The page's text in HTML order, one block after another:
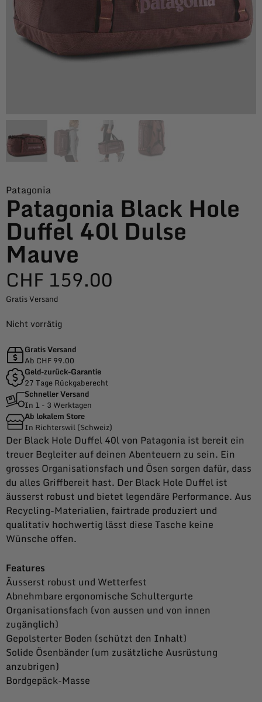
Patagonia
Patagonia Black Hole
Duffel 40l Dulse
Mauve
CHF 159.00
Gratis Versand
Nicht vorrätig
Gratis Versand
Ab CHF 99.00
Geld-zurück-Garantie
27 Tage Rückgaberecht
Schneller Versand
In 1 - 3 Werktagen
Ab lokalem Store
In Richterswil (Schweiz)
Der Black Hole Duffel 40l von Patagonia ist bereit ein
treuer Begleiter auf deinen Abenteuern zu sein. Ein
grosses Organisationsfach und Ösen sorgen dafür, dass
du alles Griffbereit hast. Der Black Hole Duffel ist
äusserst robust und bietet legendäre Performance. Aus
Recycling-Materialien, fairtrade produziert und
qualitativ hochwertig lässt diese Tasche keine
Wünsche offen.
Features
Äusserst robust und Wetterfest
Abnehmbare ergonomische Schultergurte
Organisationsfach (von aussen und von innen
zugänglich)
Gepolsterter Boden (schützt den Inhalt)
Solide Ösenbänder (um zusätzliche Ausrüstung
anzubrigen)
Bordgepäck-Masse